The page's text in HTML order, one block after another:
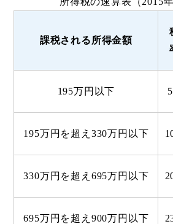
課税される所得金額
195万円以下
195万円を超え330万円以下
330万円を超え695万円以下
695万円を超え900万円以下